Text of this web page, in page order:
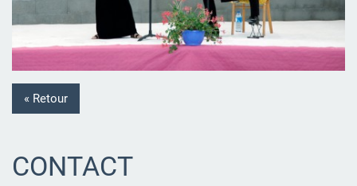
« Retour
CONTACT